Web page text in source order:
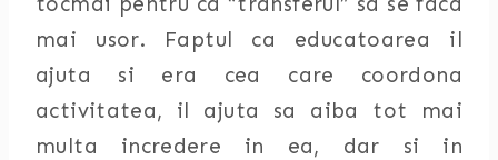
mai usor. Faptul ca educatoarea il
ajuta si era cea care coordona
activitatea, il ajuta sa aiba tot mai
multa incredere in ea, dar si in